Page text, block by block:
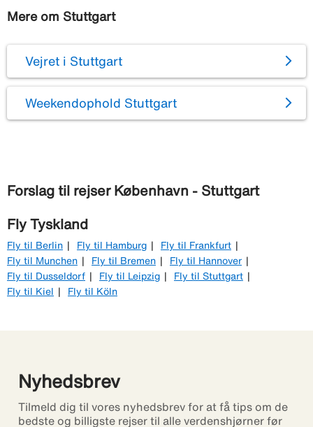
Mere om Stuttgart
Vejret i Stuttgart
Weekendophold Stuttgart
Forslag til rejser København - Stuttgart
Fly Tyskland
Fly til Berlin Fly til Hamburg
Fly til Frankfurt
Fly til Munchen
Fly til Bremen
Fly til Hannover
Fly til Dusseldorf
Fly til Leipzig
Fly til Stuttgart
Fly til Kiel
Fly til Köln
Nyhedsbrev
Tilmeld dig til vores nyhedsbrev for at få tips om de
bedste og billigste rejser til alle verdenshjørner før